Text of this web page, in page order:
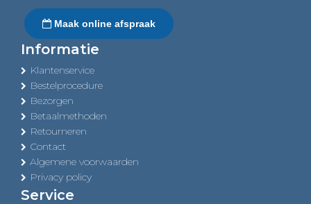
Maak online afspraak
Informatie
Klantenservice
Bestelprocedure
Bezorgen
Betaalmethoden
Retourneren
Contact
Algemene voorwaarden
Privacy policy
Service